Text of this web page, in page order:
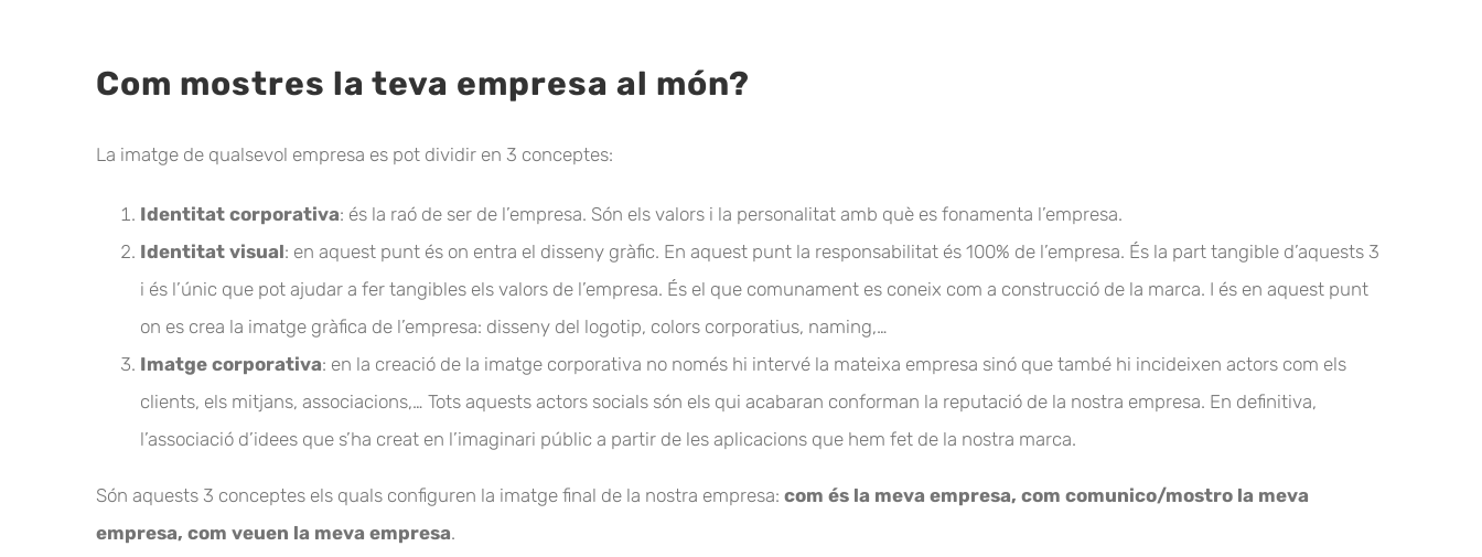
Com mostres la teva empresa al món?
La imatge de qualsevol empresa es pot dividir en 3 conceptes:
Identitat corporativa: és la raó de ser de l’empresa. Són els valors i la personalitat amb què es fonamenta l’empresa.
Identitat visual: en aquest punt és on entra el disseny gràfic. En aquest punt la responsabilitat és 100% de l’empresa. És la part tangible d’aquests 3
i és l’únic que pot ajudar a fer tangibles els valors de l’empresa. És el que comunament es coneix com a construcció de la marca. I és en aquest punt
on es crea la imatge gràfica de l’empresa: disseny del logotip, colors corporatius, naming,…
Imatge corporativa: en la creació de la imatge corporativa no només hi intervé la mateixa empresa sinó que també hi incideixen actors com els
clients, els mitjans, associacions,… Tots aquests actors socials són els qui acabaran conforman la reputació de la nostra empresa. En definitiva,
l’associació d’idees que s’ha creat en l’imaginari públic a partir de les aplicacions que hem fet de la nostra marca.
Són aquests 3 conceptes els quals configuren la imatge final de la nostra empresa: com és la meva empresa, com comunico/mostro la meva
empresa, com veuen la meva empresa.